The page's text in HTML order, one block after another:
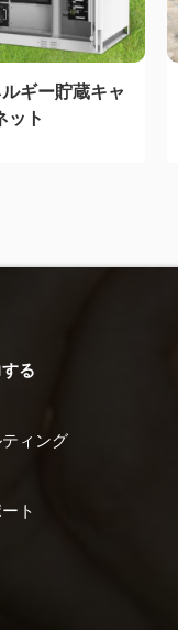
ギー貯蔵キャ
ット
る
ィング
ト